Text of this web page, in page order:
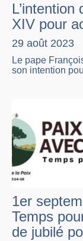
XIV pour
29 août 2023
Le pape
son intention
1er
Temps
de jubilé